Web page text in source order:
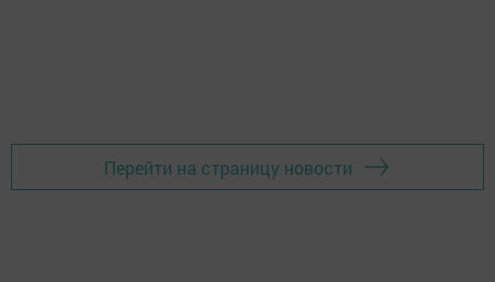
Перейти на страницу новости